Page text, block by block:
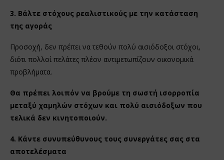
3. Βάλτε στόχους ρεαλιστικούς με την κατάσταση
της αγοράς
Προσοχή, δεν πρέπει να τεθούν πολύ αισιόδοξοι στόχοι,
διότι πολλοί πελάτες πλέον αντιμετωπίζουν οικονομικά
προβλήματα.
Θα πρέπει λοιπόν να βρούμε τη σωστή ισορροπία
μεταξύ χαμηλών στόχων και πολύ αισιόδοξων που
τελικά δεν κινητοποιούν.
4. Κάντε συνυπεύθυνους τους συνεργάτες σας στα
αποτελέσματα